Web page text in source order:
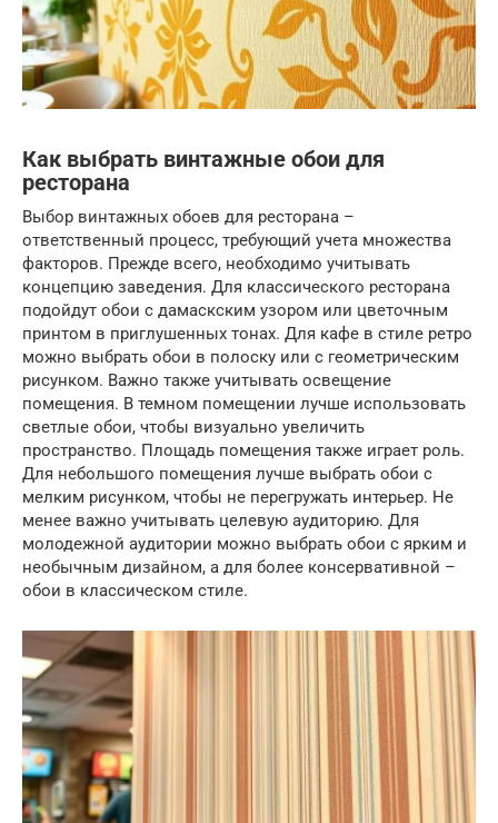
Как выбрать винтажные обои для
ресторана
Выбор винтажных обоев для ресторана –
ответственный процесс, требующий учета множества
факторов. Прежде всего, необходимо учитывать
концепцию заведения. Для классического ресторана
подойдут обои с дамаскским узором или цветочным
принтом в приглушенных тонах. Для кафе в стиле ретро
можно выбрать обои в полоску или с геометрическим
рисунком. Важно также учитывать освещение
помещения. В темном помещении лучше использовать
светлые обои, чтобы визуально увеличить
пространство. Площадь помещения также играет роль.
Для небольшого помещения лучше выбрать обои с
мелким рисунком, чтобы не перегружать интерьер. Не
менее важно учитывать целевую аудиторию. Для
молодежной аудитории можно выбрать обои с ярким и
необычным дизайном, а для более консервативной –
обои в классическом стиле.